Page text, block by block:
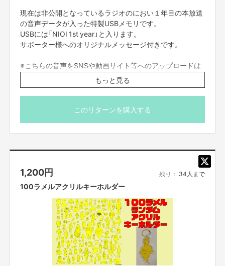
現在は非公開となっているラジオのにおい１年目の本放送
の音声データが入った特製USBメモリです。
USBには「NIOI 1st year」と入ります。
サポーター様へのオリジナルメッセージ付きです。
※こちらの音声をSNSや動画サイト等へのアップロードは
ご遠慮ください。個人でお楽しみください。
※送料はご支援額に含まれております
※国内発送のみに限らせていただきます
※USBのデザインは変更になる可能性があります
もっと見る
このリターンを購入する
1,200円 残り： 34人まで
100ラメルアクリルキーホルダー